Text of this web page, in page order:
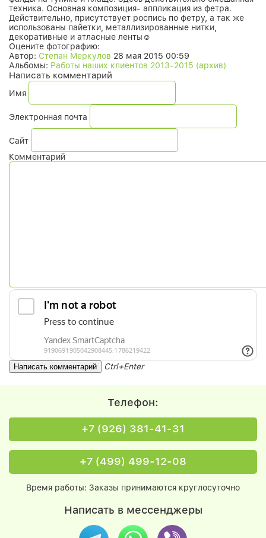
техника. Основная композиция- аппликация из фетра.
Действительно, присутствует роспись по фетру, а так же
использованы пайетки, металлизированные нитки,
декоративные и атласные ленты☺
Оцените фотографию:
Автор: Степан Меркулов 28 мая 2015 00:59
Альбомы: Работы наших клиентов 2013-2015 (архив)
Написать комментарий
Имя
Электронная почта
Сайт
Комментарий
Ctrl+Enter
Телефон:
+7 (926) 381-41-31
+7 (499) 499-12-08
Время работы: Заказы принимаются круглосуточно
Написать в мессенджеры